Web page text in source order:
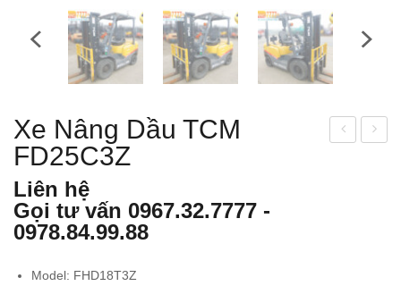
Xe Nâng Dầu TCM
FD25C3Z
Liên hệ
Gọi tư vấn 0967.32.7777 -
0978.84.99.88
Model: FHD18T3Z